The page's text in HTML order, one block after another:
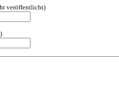
veröffentlicht)